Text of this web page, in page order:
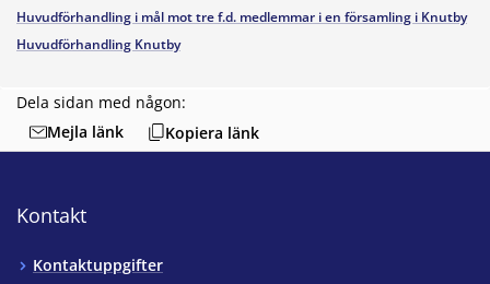
Dela sidan med någon:
Mejla länk
Kopiera länk
Huvudförhandling i mål mot tre f.d. medlemmar i en församling i Knutby
Huvudförhandling Knutby
Kontakt
Kontaktuppgifter